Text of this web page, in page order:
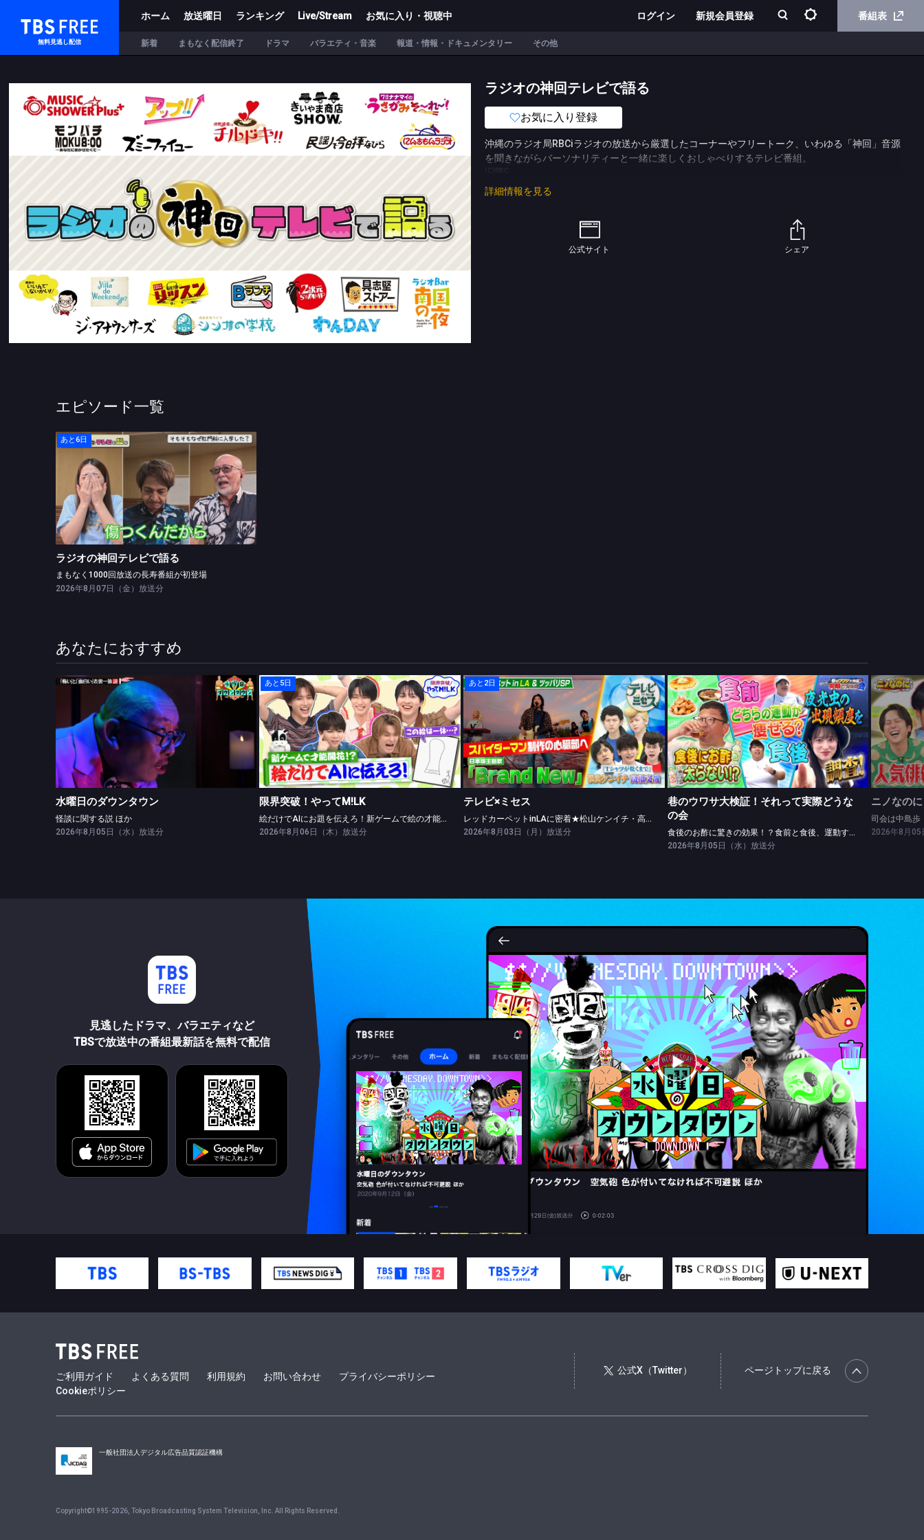
TBS FREE
無料見逃し配信
ホーム 放送曜日 ランキング Live/Stream お気に入り・視聴中 ログイン 新規会員登録 番組表
新着 まもなく配信終了 ドラマ バラエティ・音楽 報道・情報・ドキュメンタリー その他
ラジオの神回テレビで語る
お気に入り登録
沖縄のラジオ局RBCiラジオの放送から厳選したコーナーやフリートーク、いわゆる「神回」音源
を聞きながらパーソナリティーと一緒に楽しくおしゃべりするテレビ番組。
詳細情報を見る
公式サイト シェア
エピソード一覧
あと6日
ラジオの神回テレビで語る
まもなく1000回放送の長寿番組が初登場
ラジオの神回テレビで語る
まもなく1000回放送の長寿番組が初登場
2026年8月07日（金）放送分
あなたにおすすめ
水曜日のダウンタウン
怪談に関する説 ほか
水曜日のダウンタウン
怪談に関する説 ほか
2026年8月05日（水）放送分
あと5日
限界突破！やってM!LK
絵だけでAIにお題を伝えろ！新ゲームで絵の才能開花！？
限界突破！やってM!LK
絵だけでAIにお題を伝えろ！新ゲームで絵の才能開花！？
2026年8月06日（木）放送分
あと2日
テレビ×ミセス
レッドカーペットinLAに密着★松山ケンイチ・高橋文哉ツッパリ勝負！
テレビ×ミセス
レッドカーペットinLAに密着★松山ケンイチ・高橋文哉ツッパリ勝負！
2026年8月03日（月）放送分
巷のウワサ大検証！それって実際どうなの会
食後のお酢に驚きの効果！？食前と食後、運動するなら？
巷のウワサ大検証！それって実際どうな
の会
食後のお酢に驚きの効果！？食前と食後、運動するなら？
2026年8月05日（水）放送分
司会は中
ニノなのに
司会は中島歩
2026年8月05
見逃したドラマ、バラエティなど
TBSで放送中の番組最新話を無料で配信
ご利用ガイド よくある質問 利用規約 お問い合わせ
プライバシーポリシー
Cookieポリシー
公式X（Twitter） ページトップに戻る
一般社団法人デジタル広告品質認証機構
Copyright©1995-2026, Tokyo Broadcasting System Television, Inc. All Rights Reserved.